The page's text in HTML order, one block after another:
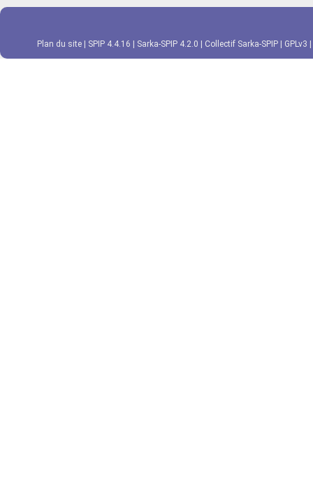
Plan du site SPIP 4.4.16 Sarka-SPIP 4.2.0 Collectif Sarka-SPIP GPLv3